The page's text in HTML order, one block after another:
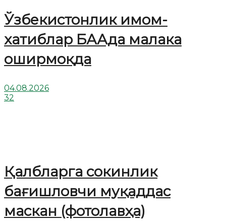
Ўзбекистонлик имом-
хатиблар БААда малака
оширмоқда
04.08.2026
32
Қалбларга сокинлик
бағишловчи муқаддас
маскан (фотолавҳа)